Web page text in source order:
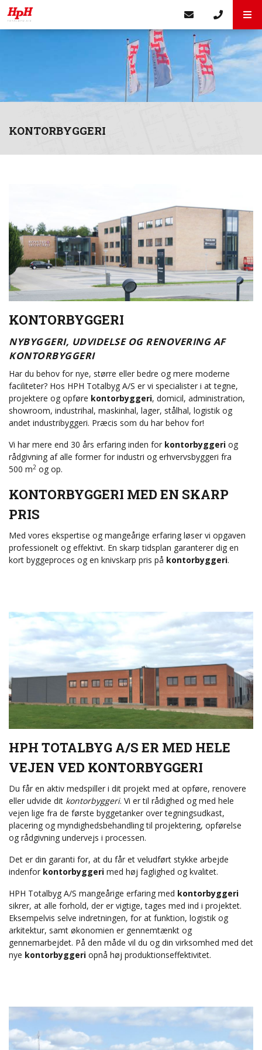
KONTORBYGGERI
KONTORBYGGERI
NYBYGGERI, UDVIDELSE OG RENOVERING AF
KONTORBYGGERI
Har du behov for nye, større eller bedre og mere moderne
faciliteter? Hos HPH Totalbyg A/S er vi specialister i at tegne,
projektere og opføre kontorbyggeri, domicil, administration,
showroom, industrihal, maskinhal, lager, stålhal, logistik og
andet industribyggeri. Præcis som du har behov for!
Vi har mere end 30 års erfaring inden for kontorbyggeri og
rådgivning af alle former for industri og erhvervsbyggeri fra
500 m2 og op.
KONTORBYGGERI MED EN SKARP
PRIS
Med vores ekspertise og mangeårige erfaring løser vi opgaven
professionelt og effektivt. En skarp tidsplan garanterer dig en
kort byggeproces og en knivskarp pris på kontorbyggeri.
HPH TOTALBYG A/S ER MED HELE
VEJEN VED KONTORBYGGERI
Du får en aktiv medspiller i dit projekt med at opføre, renovere
eller udvide dit kontorbyggeri. Vi er til rådighed og med hele
vejen lige fra de første byggetanker over tegningsudkast,
placering og myndighedsbehandling til projektering, opførelse
og rådgivning undervejs i processen.
Det er din garanti for, at du får et veludført stykke arbejde
indenfor kontorbyggeri med høj faglighed og kvalitet.
HPH Totalbyg A/S mangeårige erfaring med kontorbyggeri
sikrer, at alle forhold, der er vigtige, tages med ind i projektet.
Eksempelvis selve indretningen, for at funktion, logistik og
arkitektur, samt økonomien er gennemtænkt og
gennemarbejdet. På den måde vil du og din virksomhed med det
nye kontorbyggeri opnå høj produktionseffektivitet.